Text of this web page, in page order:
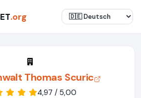
.org
Thomas Scuric
4,97 / 5,00